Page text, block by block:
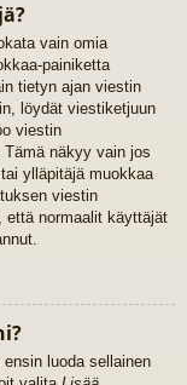
vain omia
painiketta
tietyn ajan viestin
löydät viestiketjuun
viestin
näkyy vain jos
ylläpitäjä muokkaa
viestin
että normaalit käyttäjät
luoda sellainen